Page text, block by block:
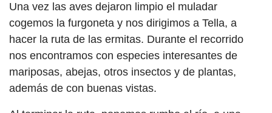
Una vez las aves dejaron limpio el muladar
cogemos la furgoneta y nos dirigimos a Tella, a
hacer la ruta de las ermitas. Durante el recorrido
nos encontramos con especies interesantes de
mariposas, abejas, otros insectos y de plantas,
además de con buenas vistas.